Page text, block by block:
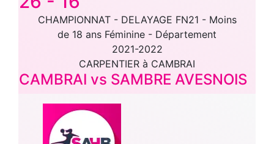
CHAMPIONNAT - DELAYAGE FN21 - Moins
de 18 ans Féminine - Département
2021-2022
CARPENTIER à CAMBRAI
CAMBRAI vs SAMBRE AVESNOIS